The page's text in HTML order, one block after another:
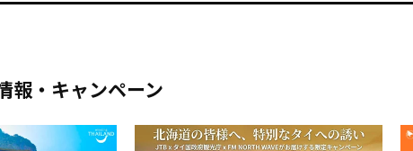
報・キャンペーン